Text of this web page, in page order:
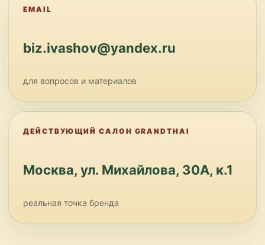
EMAIL
biz.ivashov@yandex.ru
для вопросов и материалов
ДЕЙСТВУЮЩИЙ САЛОН GRANDTHAI
Москва, ул. Михайлова, 30А, к.1
реальная точка бренда